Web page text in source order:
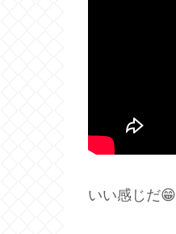
いい感じだ😁